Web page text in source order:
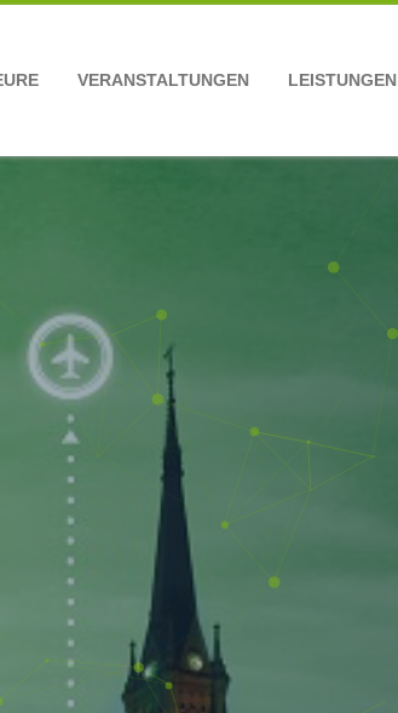
VERANSTALTUNGEN LEISTUNGEN